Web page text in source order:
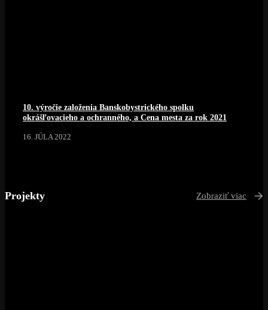
10. výročie založenia Banskobystrického spolku
okrášľovacieho a ochranného, a Cena mesta za rok 2021
16. JÚLA 2022
Projekty Zobraziť viac